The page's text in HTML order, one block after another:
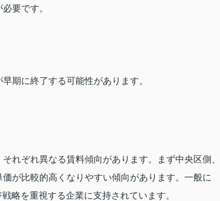
要です。
期に終了する可能性があります。
れぞれ異なる賃料傾向があります。まず中央区側、
が比較的高くなりやすい傾向があります。一般に
略を重視する企業に支持されています。